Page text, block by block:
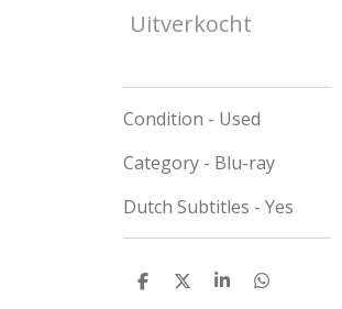
Uitverkocht
Condition - Used
Category - Blu-ray
Dutch Subtitles - Yes
D
D
S
D